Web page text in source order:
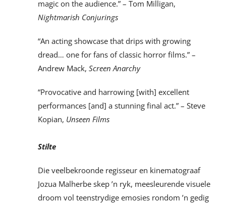
magic on the audience.” – Tom Milligan,
Nightmarish Conjurings
“An acting showcase that drips with growing
dread… one for fans of classic horror films.” –
Andrew Mack, Screen Anarchy
“Provocative and harrowing [with] excellent
performances [and] a stunning final act.” – Steve
Kopian, Unseen Films
Stilte
Die veelbekroonde regisseur en kinematograaf
Jozua Malherbe skep ’n ryk, meesleurende visuele
droom vol teenstrydige emosies rondom ’n gedig